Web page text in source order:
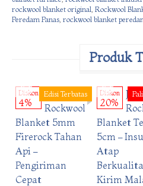
rockwool blanket original Rockwool
Peredam Panas rockwool blanket
Produk
Edisi Terbatas
Diskon
4%
Harga
Rockwool
Blanket 5mm
Firerock Tahan
Api –
Pengiriman
Cepat
Order
Diskon
20%
Jual
Blanket
5cm –
Atap
Kirim